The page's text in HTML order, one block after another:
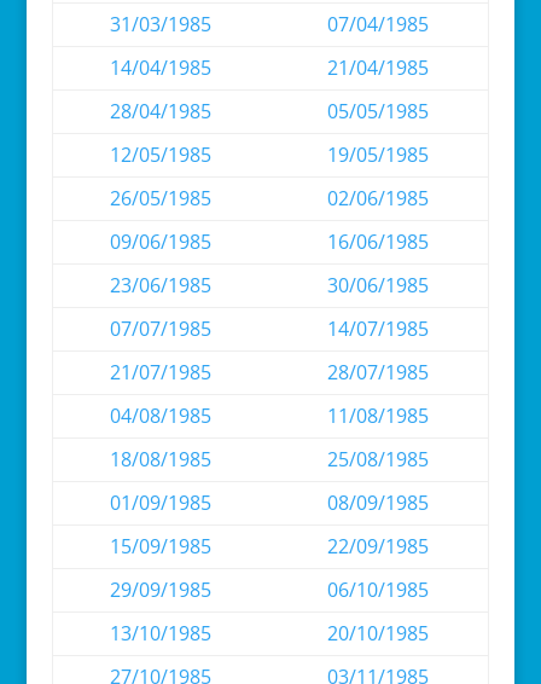
31/03/1985
07/04/1985
14/04/1985
21/04/1985
28/04/1985
05/05/1985
12/05/1985
19/05/1985
26/05/1985
02/06/1985
09/06/1985
16/06/1985
23/06/1985
30/06/1985
07/07/1985
14/07/1985
21/07/1985
28/07/1985
04/08/1985
11/08/1985
18/08/1985
25/08/1985
01/09/1985
08/09/1985
15/09/1985
22/09/1985
29/09/1985
06/10/1985
13/10/1985
20/10/1985
27/10/1985
03/11/1985